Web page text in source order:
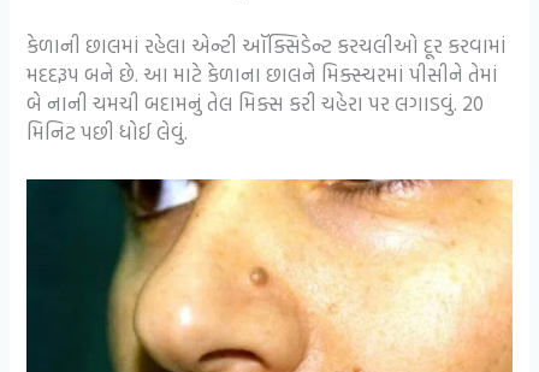
કેળાની છાલમાં રહેલા એન્ટી ઑક્સિડેન્ટ કરચલીઓ દૂર કરવામાં
મદદરૂપ બને છે. આ માટે કેળાના છાલને મિક્સ્ચરમાં પીસીને તેમાં
બે નાની ચમચી બદામનું તેલ મિક્સ કરી ચહેરા પર લગાડવું. 20
મિનિટ પછી ધોઈ લેવું.